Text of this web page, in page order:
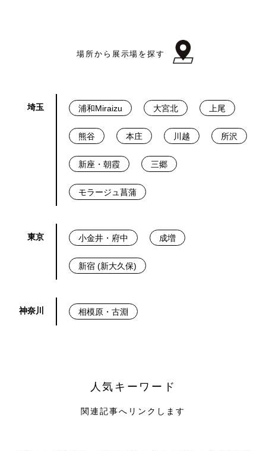
場所から展示場を探す
埼玉 浦和Miraizu 大宮北 上尾
熊谷 本庄 川越 所沢
新座・朝霞 三郷
モラージュ菖蒲
東京 小金井・府中 成増
新宿 (新大久保)
神奈川 相模原・古淵
人気キーワード
関連記事へリンクします